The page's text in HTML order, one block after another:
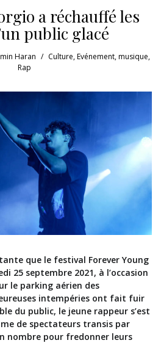
a réchauffé les
public glacé
Haran Culture,Evénement,musique,
Rap
que le festival Forever Young
25 septembre 2021, à l’occasion
le parking aérien des
intempéries ont fait fuir
du public, le jeune rappeur s’est
de spectateurs transis par
nombre pour fredonner leurs